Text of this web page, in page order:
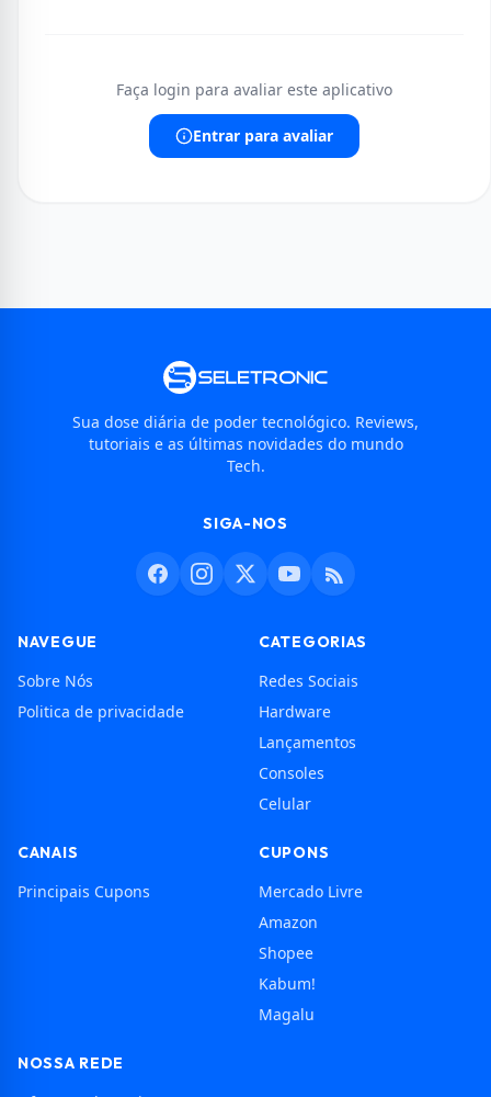
Faça login para avaliar este aplicativo
Entrar para avaliar
Sua dose diária de poder tecnológico. Reviews,
tutoriais e as últimas novidades do mundo
Tech.
SIGA-NOS
NAVEGUE
Sobre Nós
Politica de privacidade
CATEGORIAS
Redes Sociais
Hardware
Lançamentos
Consoles
Celular
CANAIS
Principais Cupons
CUPONS
Mercado Livre
Amazon
Shopee
Kabum!
Magalu
NOSSA REDE